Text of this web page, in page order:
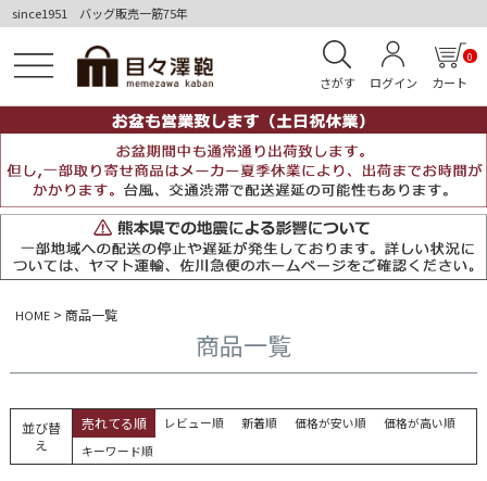
since1951 バッグ販売一筋75年
さがす ログイン カート
0
HOME 商品一覧
商品一覧
並び替
え
売れてる順 レビュー順 新着順 価格が安い順
価格が高い順
キーワード順